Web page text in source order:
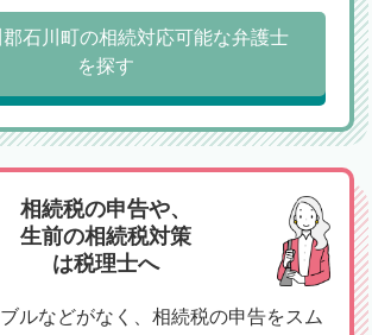
石川町の相続対応可能な弁護士
を探す
相続税の申告や、
生前の相続税対策
は税理士へ
ルなどがなく、相続税の申告をスム